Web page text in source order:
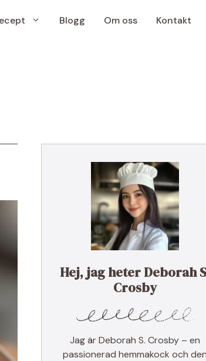
Blogg Om oss Kontakt
Hej, jag heter Deborah
Crosby
Jag är Deborah S. Crosby – en
passionerad hemmakock och den